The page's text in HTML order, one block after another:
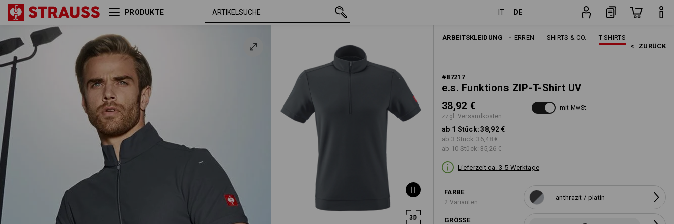
PRODUKTE IT DE
ARBEITSKLEIDUNG T-SHIRTS
SHIRTS & CO.
HERREN
< ZURÜCK
#87217
e.s. Funktions ZIP-T-Shirt UV
38,92 €
zzgl. Versandkosten
mit MwSt.
ab 1 Stück: 38,92 €
ab 3 Stück: 36,48 €
ab 10 Stück: 35,26 €
Lieferzeit ca. 3-5 Werktage
FARBE
2 Varianten
anthrazit / platin
GRÖSSE
e.s. Funktions ZIP-T-Shirt
UV
S